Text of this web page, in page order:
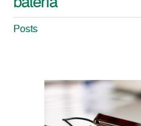
batería
Posts